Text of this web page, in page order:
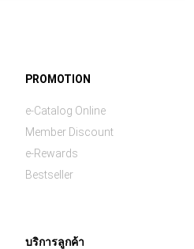
PROMOTION
e-Catalog Online
Member Discount
e-Rewards
Bestseller
บริการลูกค้า